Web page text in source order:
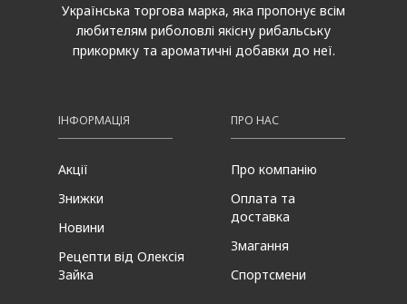
Українська торгова марка, яка пропонує всім
любителям риболовлі якісну рибальську
прикормку та ароматичні добавки до неї.
ІНФОРМАЦІЯ
Акції
Знижки
Новини
Рецепти від Олексія
Зайка
ПРО НАС
Про компанію
Оплата та
доставка
Змагання
Спортсмени